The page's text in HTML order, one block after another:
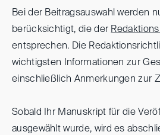
Bei der Beitragsauswahl werden
berücksichtigt, die der
entsprechen. Die
wichtigsten Informationen zur
einschließlich Anmerkungen zur
Sobald Ihr Manuskript für die
ausgewählt wurde, wird es